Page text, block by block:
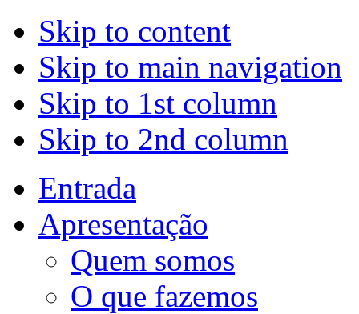
Skip to content
Skip to main navigation
Skip to 1st column
Skip to 2nd column
Entrada
Apresentação
Quem somos
O que fazemos